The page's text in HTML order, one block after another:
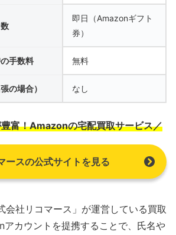
即日（Amazonギフト
券）
手数料 無料
の場合） なし
富！Amazonの宅配買取サービス／
ースの公式サイトを見る
会社リコマース」が運営している買取
カウントを提携することで、氏名や